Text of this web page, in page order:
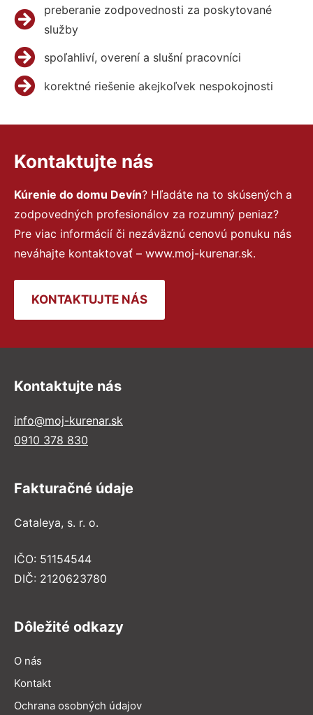
preberanie zodpovednosti za poskytované
služby
spoľahliví, overení a slušní pracovníci
korektné riešenie akejkoľvek nespokojnosti
Kontaktujte nás
Kúrenie do domu Devín? Hľadáte na to skúsených a
zodpovedných profesionálov za rozumný peniaz?
Pre viac informácií či nezáväznú cenovú ponuku nás
neváhajte kontaktovať – www.moj-kurenar.sk.
KONTAKTUJTE NÁS
Kontaktujte nás
info@moj-kurenar.sk
0910 378 830
Fakturačné údaje
Cataleya, s. r. o.
IČO: 51154544
DIČ: 2120623780
Dôležité odkazy
O nás
Kontakt
Ochrana osobných údajov